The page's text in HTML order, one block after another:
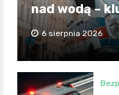
nad wodą –
6 sierpnia 2026